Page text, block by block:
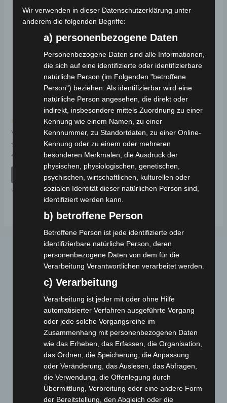
Kostenloser Versand
VB2 SITZ
Bewertet
0
49,00
IN DEN WARENKORB
VB2
Webseite
Cashback-Aktion
Händler werden
Home
Gemeinsam spenden
Jobs
Wir verwenden in dieser Datenschutzerklärung unter
anderem die folgenden Begriffe:
a) personenbezogene Daten
Personenbezogene Daten sind alle Informationen,
die sich auf eine identifizierte oder identifizierbare
natürliche Person (im Folgenden "betroffene
Person") beziehen. Als identifizierbar wird eine
natürliche Person angesehen, die direkt oder
indirekt, insbesondere mittels Zuordnung zu einer
Kennung wie einem Namen, zu einer
Kennnummer, zu Standortdaten, zu einer Online-
Kennung oder zu einem oder mehreren
besonderen Merkmalen, die Ausdruck der
physischen, physiologischen, genetischen,
psychischen, wirtschaftlichen, kulturellen oder
sozialen Identität dieser natürlichen Person sind,
identifiziert werden kann.
b) betroffene Person
Betroffene Person ist jede identifizierte oder
identifizierbare natürliche Person, deren
personenbezogene Daten von dem für die
Verarbeitung Verantwortlichen verarbeitet werden.
c) Verarbeitung
Verarbeitung ist jeder mit oder ohne Hilfe
automatisierter Verfahren ausgeführte Vorgang
oder jede solche Vorgangsreihe im
Zusammenhang mit personenbezogenen Daten
wie das Erheben, das Erfassen, die Organisation,
das Ordnen, die Speicherung, die Anpassung
oder Veränderung, das Auslesen, das Abfragen,
die Verwendung, die Offenlegung durch
Übermittlung, Verbreitung oder eine andere Form
der Bereitstellung, den Abgleich oder die